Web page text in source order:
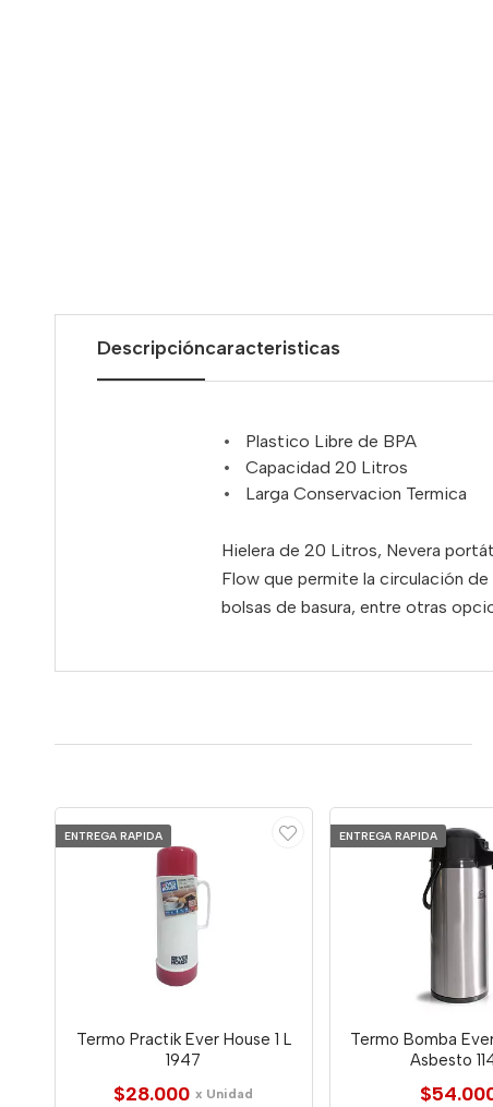
Descripcióncaracteristicas
Plastico Libre de BPA
Capacidad 20 Litros
Larga Conservacion Termica
Hielera de 20 Litros, Nevera
Flow que permite la circulación de
bolsas de basura, entre otras
ENTREGA RAPIDA
Termo Practik Ever House 1 L
1947
$28.000 x Unidad
ENTREGA RAPIDA
Termo Bomba
Asbesto